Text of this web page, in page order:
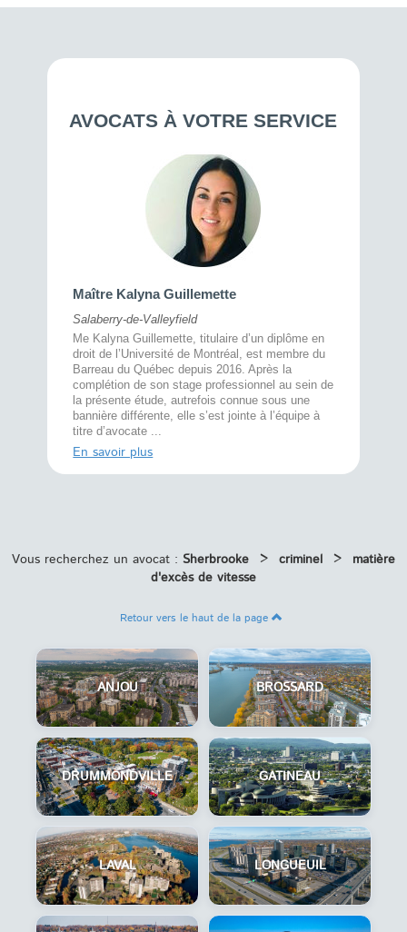
AVOCATS À VOTRE SERVICE
Maître Kalyna Guillemette
Salaberry-de-Valleyfield
Me Kalyna Guillemette, titulaire d’un diplôme en
droit de l’Université de Montréal, est membre du
Barreau du Québec depuis 2016. Après la
complétion de son stage professionnel au sein de
la présente étude, autrefois connue sous une
bannière différente, elle s’est jointe à l’équipe à
titre d’avocate ...
En savoir plus
Vous recherchez un avocat : Sherbrooke > criminel >
matière
d'excès de vitesse
Retour vers le haut de la page
ANJOU BROSSARD
DRUMMONDVILLE GATINEAU
LAVAL LONGUEUIL